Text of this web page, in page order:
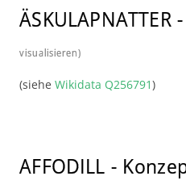
ÄSKULAPNATTER -
visualisieren)
(siehe Wikidata Q256791)
AFFODILL -